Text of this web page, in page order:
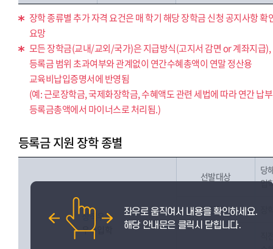
장학 종류별 추가 자격 요건은 매 학기 해당 장학금 신청 공지사항 확
요망
모든 장학금(교내/교외/국가)은 지급방식(고지서 감면 or 계좌지급),
등록금 범위 초과여부와 관계없이 연간수혜총액이 연말 정산용
교육비납입증명서에 반영됨
(예: 근로장학금, 국제화장학금, 수혜액도 관련 세법에 따라 연간 납
등록금총액에서 마이너스로 처리됨.)
등록금 지원 장학 종별
성적우수
우수입학
선발대상
당
입
지원금액